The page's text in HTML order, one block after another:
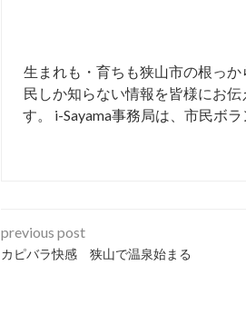
生まれも・育ちも狭山市の根っ
民しか知らない情報を皆様にお
す。 i-Sayama事務局は、市民ボ
previous post
カピバラ快感 狭山で温泉始まる